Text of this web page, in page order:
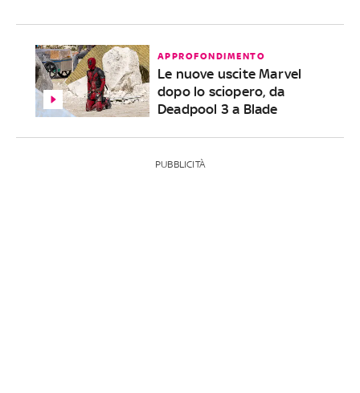
APPROFONDIMENTO
Le nuove uscite Marvel
dopo lo sciopero, da
Deadpool 3 a Blade
PUBBLICITÀ